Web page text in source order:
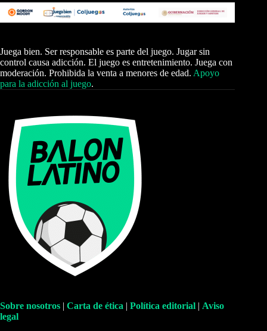
Juega bien. Ser responsable es parte del juego. Jugar sin
control causa adicción. El juego es entretenimiento. Juega con
moderación. Prohibida la venta a menores de edad. Apoyo
para la adicción al juego.
Sobre nosotros | Carta de ética | Política editorial | Aviso
legal